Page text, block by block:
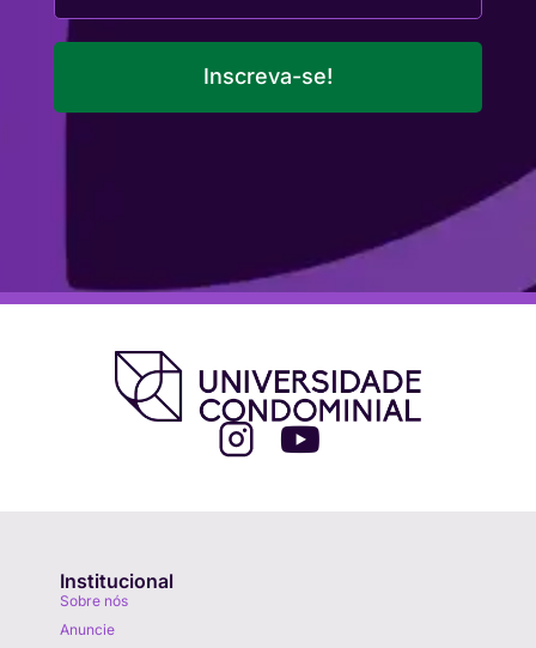
Inscreva-se!
Institucional
Sobre nós
Anuncie